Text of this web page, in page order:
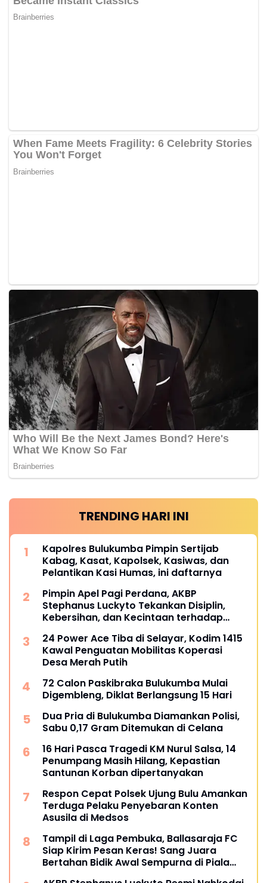
TRENDING HARI INI
Kapolres Bulukumba Pimpin Sertijab
Kabag, Kasat, Kapolsek, Kasiwas, dan
Pelantikan Kasi Humas, ini daftarnya
Pimpin Apel Pagi Perdana, AKBP
Stephanus Luckyto Tekankan Disiplin,
Kebersihan, dan Kecintaan terhadap
24 Power Ace Tiba di Selayar, Kodim 1415
Kawal Penguatan Mobilitas Koperasi
Desa Merah Putih
72 Calon Paskibraka Bulukumba Mulai
Digembleng, Diklat Berlangsung 15 Hari
Dua Pria di Bulukumba Diamankan Polisi,
Sabu 0,17 Gram Ditemukan di Celana
16 Hari Pasca Tragedi KM Nurul Salsa, 14
Penumpang Masih Hilang, Kepastian
Santunan Korban dipertanyakan
Respon Cepat Polsek Ujung Bulu Amankan
Terduga Pelaku Penyebaran Konten
Asusila di Medsos
Tampil di Laga Pembuka, Ballasaraja FC
Siap Kirim Pesan Keras! Sang Juara
Bertahan Bidik Awal Sempurna di Piala